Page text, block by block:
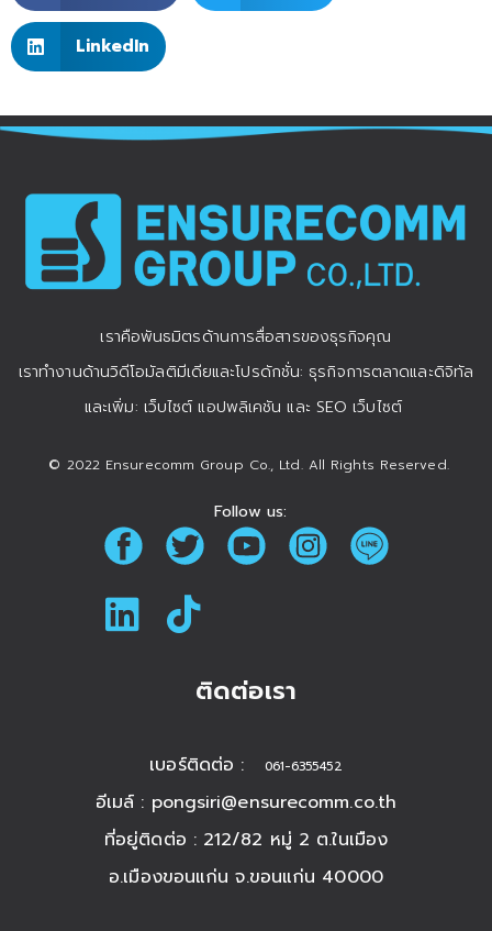
LinkedIn
เราคือพันธมิตรด้านการสื่อสารของธุรกิจคุณ
เราทำงานด้านวิดีโอมัลติมีเดียและโปรดักชั่น: ธุรกิจการตลาดและดิจิทัล
และเพิ่ม: เว็บไซต์ แอปพลิเคชัน และ SEO เว็บไซต์
© 2022 Ensurecomm Group Co., Ltd. All Rights Reserved.
Follow us:
ติดต่อเรา
เบอร์ติดต่อ : 061-6355452
อีเมล์ : pongsiri@ensurecomm.co.th
ที่อยู่ติดต่อ : 212/82 หมู่ 2 ต.ในเมือง
อ.เมืองขอนแก่น จ.ขอนแก่น 40000